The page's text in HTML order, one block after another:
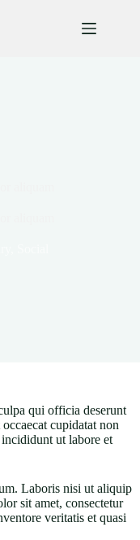
qui officia deserunt
cupidatat non
ut labore et
Laboris nisi ut aliquip
sit amet, consectetur
veritatis et quasi